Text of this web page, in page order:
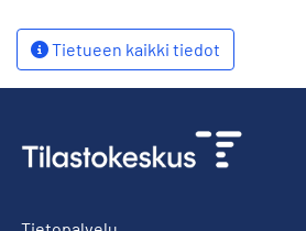
Tietueen kaikki tiedot